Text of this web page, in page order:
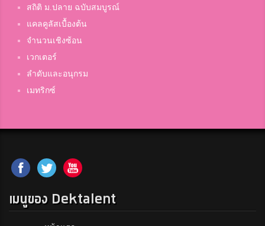
สถิติ ม.ปลาย ฉบับสมบูรณ์
แคลคูลัสเบื้องต้น
จำนวนเชิงซ้อน
เวกเตอร์
ลำดับและอนุกรม
เมทริกซ์
เมนูของ Dektalent